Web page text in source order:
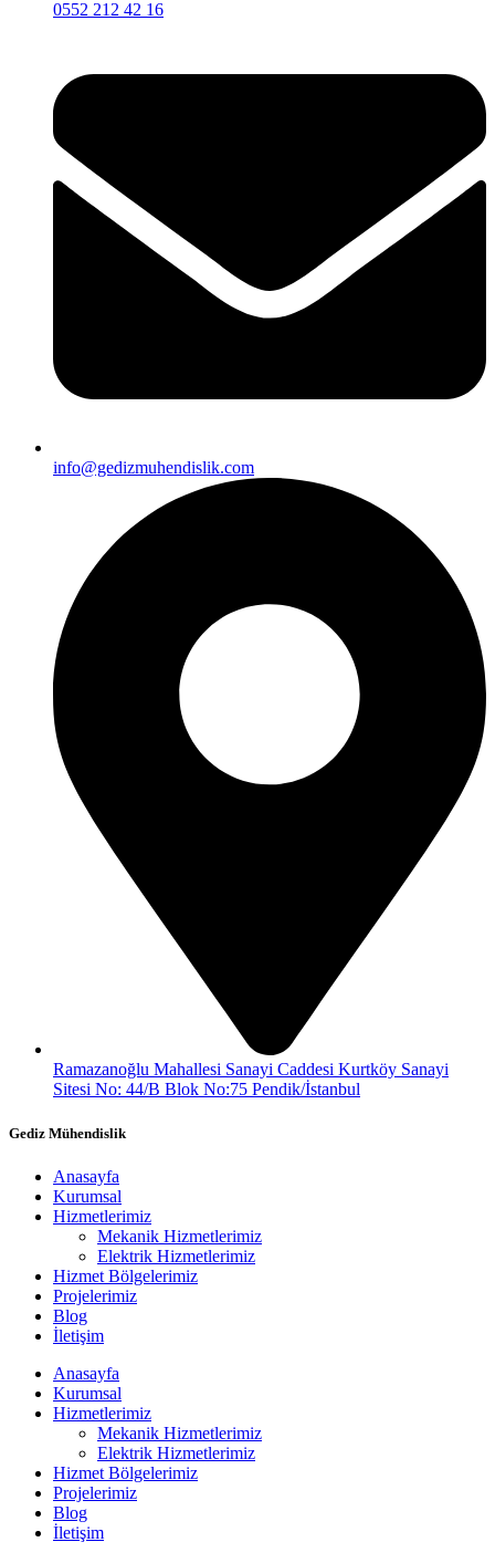
0552 212 42 16
info@gedizmuhendislik.com
Ramazanoğlu Mahallesi Sanayi Caddesi Kurtköy Sanayi
Sitesi No: 44/B Blok No:75 Pendik/İstanbul
Gediz Mühendislik
Anasayfa
Kurumsal
Hizmetlerimiz
Mekanik Hizmetlerimiz
Elektrik Hizmetlerimiz
Hizmet Bölgelerimiz
Projelerimiz
Blog
İletişim
Anasayfa
Kurumsal
Hizmetlerimiz
Mekanik Hizmetlerimiz
Elektrik Hizmetlerimiz
Hizmet Bölgelerimiz
Projelerimiz
Blog
İletişim